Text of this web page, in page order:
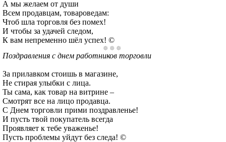
А мы желаем от души
Всем продавцам, товароведам:
Чтоб шла торговля без помех!
И чтобы за удачей следом,
К вам непременно шёл успех! ©
Поздравления с днем работников торговли
За прилавком стоишь в магазине,
Не стирая улыбки с лица.
Ты сама, как товар на витрине –
Смотрят все на лицо продавца.
С Днем торговли прими поздравленье!
И пусть твой покупатель всегда
Проявляет к тебе уваженье!
Пусть проблемы уйдут без следа! ©